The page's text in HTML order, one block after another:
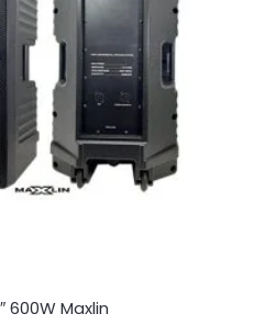
600W Maxlin